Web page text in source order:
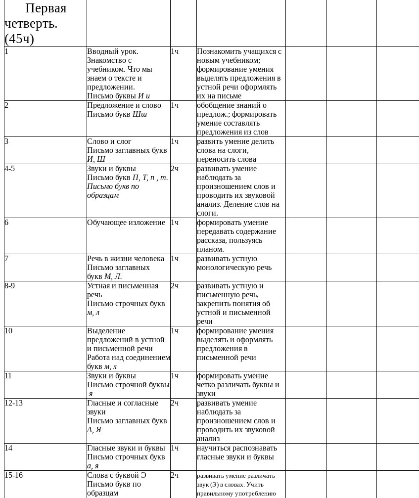
Первая
четверть.
(45ч)
1
Вводный урок.
Знакомство с
учебником. Что мы
знаем о тексте и
предложении.
Письмо буквы И и
1ч
Познакомить учащихся с
новым учебником;
формирование умения
выделять предложения в
устной речи оформлять
их на письме
2
Предложение и слово
Письмо букв Шш
1ч
обобщение знаний о
предлож.; формировать
умение составлять
предложения из слов
3
Слово и слог
Письмо заглавных букв
И, Ш
1ч
развить умение делить
слова на слоги,
переносить слова
4-5
Звуки и буквы
Письмо букв П, Т, п , т.
Письмо букв по
образцам
2ч
развивать умение
наблюдать за
произношением слов и
проводить их звуковой
анализ. Деление слов на
слоги.
6
Обучающее изложение 1ч
формировать умение
передавать содержание
рассказа, пользуясь
планом.
7
Речь в жизни человека
Письмо заглавных
букв М, Л.
1ч
развивать устную
монологическую речь
8-9
Устная и письменная
речь
Письмо строчных букв
м, л
2ч
развивать устную и
письменную речь,
закрепить понятия об
устной и письменной
речи
10
Выделение
предложений в устной
и письменной речи
Работа над соединением
букв м, л
1ч
формирование умения
выделять и оформлять
предложения в
письменной речи
11
Звуки и буквы
Письмо строчной буквы
я
1ч
формировать умение
четко различать буквы и
звуки
12-13
Гласные и согласные
звуки
Письмо заглавных букв
А, Я
2ч
развивать умение
наблюдать за
произношением слов и
проводить их звуковой
анализ
14
Гласные звуки и буквы
Письмо строчных букв
а, я
1ч
научиться распознавать
гласные звуки и буквы
15-16
Слова с буквой Э
Письмо букв по
образцам
2ч
развивать умение различать
звук (Э) в словах. Учить
правильному употреблению